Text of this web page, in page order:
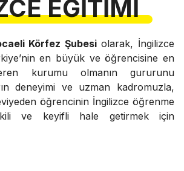
EĞITIMI
Körfez Şubesiolarak, İngilizce
en büyük ve öğrencisine en
kurumu olmanın gururunu
deneyimi ve uzman kadromuzla,
öğrencinin İngilizce öğrenme
ve keyifli hale getirmek için